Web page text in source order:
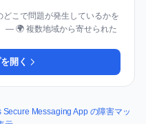
こで問題が発生しているかを
— 🌍 複数地域から寄せられた
開く
Secure Messaging App の障害マッ